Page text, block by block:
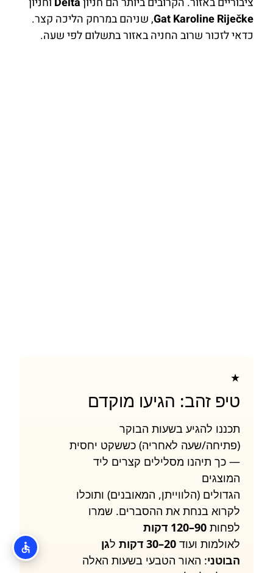
Gat Karoline Riječke, שניהם במרחק הליכה קצר.
כדאי לזכור שרוב החניה באזור בתשלום לפי שעה.
★
טיפ זהב: הגיעו מוקדם
תכננו להגיע בשעות הבוקר
(פתיחה/שעה לאחריה) כששקט יחסית
— כך תיהנו מסלילים קצרים ליד
המוצגים
הגדולים (הלווייתן, המאובנים) ותוכלו
לקרוא בנחת את ההסברים. שמרו
לפחות90–120 דקות
לאולמות ועוד20–30 דקות לגן
הבוטני: האור הטבעי בשעות האלה